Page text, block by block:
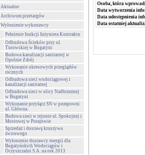
Aktualne
Archiwum przetargów
Wyłonienie wykonawcy
Pełnienie funkcji Inżyniera Kontraktu
Odbudowa Ścieków przy ul.
Turowskiej w Bogatyni
Budowa kanalizacji sanitarnej w
Opolnie Zdrój
Wykonanie okresowych przeglądów
rocznych
Odbudowa sieci wodociągowej i
kanalizacji sanitarnej
Odbudowa sieci w ulicy Nadbrzeżnej
w Bogatyni
Wykonanie przyłącz SN w pompowni
ul. Główna.
Budowa sieci w rejonie ul. Spokojnej i
Mostowej w Porajowie
Sprzedaż i dostawę kruszywa
żwirowego
Wyłonienie dostawcy energii dla
Bogatyńskich Wodociągów i
Oczyszczalni S.A. na rok 2013
Osoba, która
Data wytworzenia
Data udostępnienia
Data ostatniej